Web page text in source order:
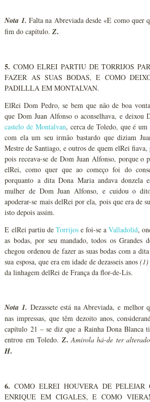
Nota 1. Falta na Abreviada desde «E como quer
fim do capítulo.Z.
5. COMO ELREI PARTIU DE TORRIJOS
FAZER AS SUAS BODAS, E COMO
PADILLLA EM MONTALVAN.
ElRei Dom Pedro, se bem que não de boa
que Dom Juan Alfonso o aconselhava, e deixou
castelo de Montalvan, cerca de Toledo, que é
com ela um seu irmão bastardo que diziam
Mestre de Santiago, e outros de quem elRei fiava,
pois receava-se de Dom Juan Alfonso, porque o
elRei, como quer que ao começo foi do
porquanto a dita Dona Maria andava donzela
mulher de Dom Juan Alfonso, e cuidou o
apoderar-se mais delRei por ela, pois que era de
isto depois assim.
E elRei partiu de Torrijose foi-se aValladolid,
as bodas, por seu mandado, todos os
chegou ordenou de fazer as suas bodas com a
sua esposa, que era em idade de dezasseis anos(1)
da linhagem delRei de França da flor-de-Lis.
Nota 1. Dezassete está na Abreviada, e melhor
nas impressas, que têm dezoito anos,
capítulo 21 – se diz que a Rainha Dona Blanca
entrou em Toledo. Z. Amírola há-de ter
H.
6. COMO ELREI HOUVERA DE
ENRIQUE EM CIGALES, E COMO